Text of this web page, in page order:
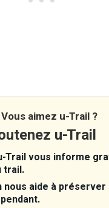
Vous aimez u-Trail ?
u-Trail
Trail vous informe
trail.
aide à préserver